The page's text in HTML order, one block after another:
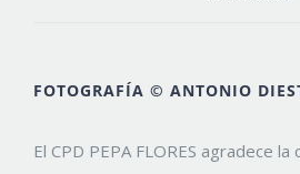
FOTOGRAFÍA © ANTONIO
El CPD PEPA FLORES agradece